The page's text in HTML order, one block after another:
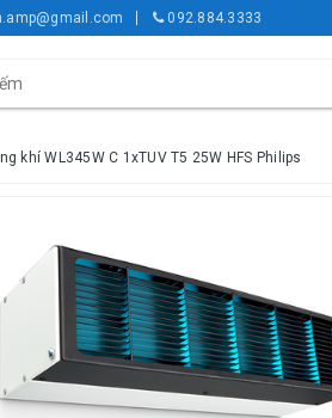
092.884.3333
khí WL345W C 1xTUV T5 25W HFS Philips